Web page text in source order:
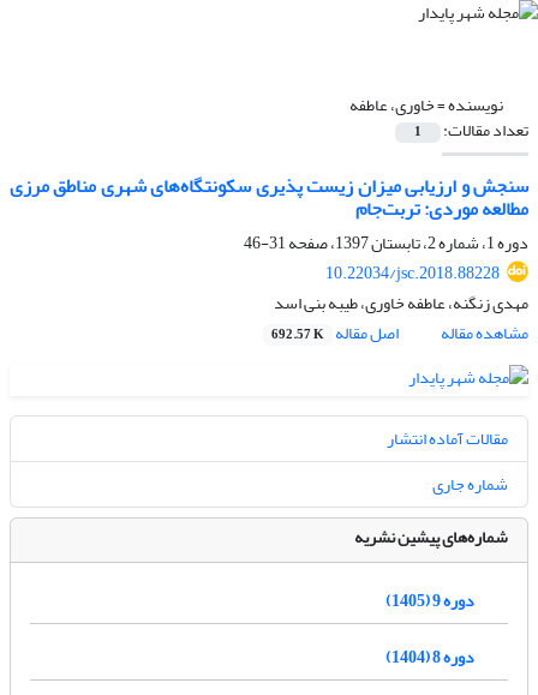
نویسنده =خاوری، عاطفه
تعداد مقالات: 1
سنجش و ارزیابی میزان زیست پذیری سکونتگاه‌های شهری مناطق مرزی
مطالعه موردی: تربت‌جام
دوره 1، شماره 2، تابستان 1397، صفحه
31-46
10.22034/jsc.2018.88228
مهدی زنگنه، عاطفه خاوری، طیبه بنی اسد
مشاهده مقاله
اصل مقاله 692.57 K
مقالات آماده انتشار
شماره جاری
شماره‌های پیشین نشریه
دوره 9 (1405)
دوره 8 (1404)